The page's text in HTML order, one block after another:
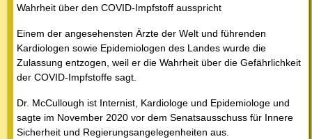
Wahrheit über den COVID-Impfstoff ausspricht
Einem der angesehensten Ärzte der Welt und führenden
Kardiologen sowie Epidemiologen des Landes wurde die
Zulassung entzogen, weil er die Wahrheit über die Gefährlichkeit
der COVID-Impfstoffe sagt.
Dr. McCullough ist Internist, Kardiologe und Epidemiologe und
sagte im November 2020 vor dem Senatsausschuss für Innere
Sicherheit und Regierungsangelegenheiten aus.